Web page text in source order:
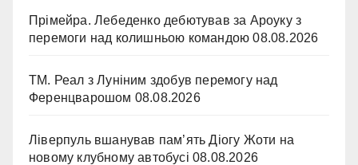
Прімейра. Лебеденко дебютував за Ароуку з
перемоги над колишньою командою 08.08.2026
ТМ. Реал з Луніним здобув перемогу над
Ференцварошом 08.08.2026
Ліверпуль вшанував пам’ять Діогу Жоти на
новому клубному автобусі 08.08.2026